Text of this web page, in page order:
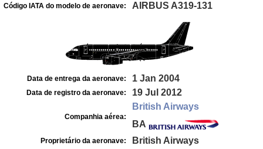
Código IATA do modelo de aeronave: AIRBUS A319-131
Data de entrega da aeronave: 1 Jan 2004
Data de registro da aeronave: 19 Jul 2012
Companhia aérea:
British Airways
BA
Proprietário da aeronave: British Airways